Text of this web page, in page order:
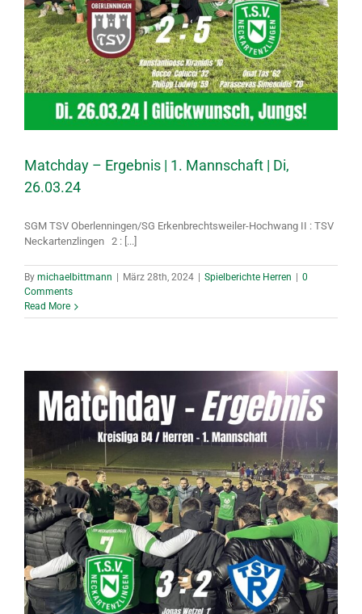
Matchday – Ergebnis | 1. Mannschaft | Di,
26.03.24
SGM TSV Oberlenningen/​SG Erkenbrechtsweiler-Hochwang II : TSV
Neckartenzlingen 2 : [...]
By michaelbittmann | März 28th, 2024 | Spielberichte Herren | 0
Comments
Read More